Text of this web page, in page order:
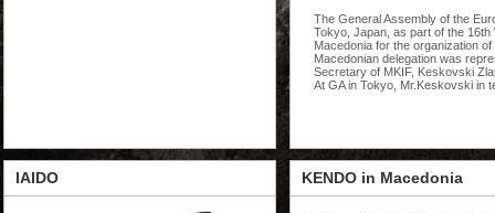
IAIDO
The General Assembly of the
Tokyo, Japan, as part of the
Macedonia for the organization
Macedonian delegation was
Secretary of MKIF, Keskovski
At GA in Tokyo, Mr.Keskovski in
Skopje, Republic of Macedonia
Competition will be held at
MПовеќе информации за
Event https://
KENDO in Macedonia